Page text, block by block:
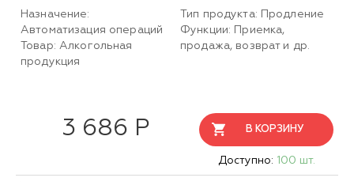
Назначение:
Автоматизация операций
Товар: Алкогольная
продукция
Тип продукта: Продление
Функции: Приемка,
продажа, возврат и др.
3 686 Р В КОРЗИНУ
Доступно: 100 шт.